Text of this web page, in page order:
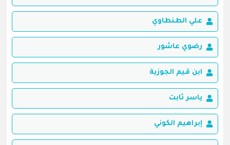
علي الطنطاوي
رضوي عاشور
ابن قيم الجوزية
ياسر ثابت
إبراهيم الكوني